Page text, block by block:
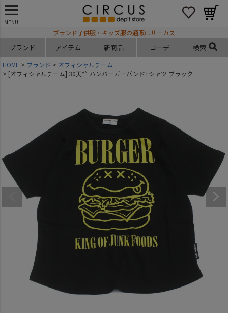
MENU
ブランド子供服・キッズ服の通販はサーカス
ブランド アイテム 新商品 コーデ 検索
HOME ブランド
オフィシャルチーム
[オフィシャルチーム] 30天竺 ハンバーガーバンドTシャツ ブラック